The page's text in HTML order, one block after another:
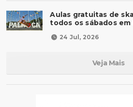
Aulas gratuitas de
todos os sábados em
24 Jul, 2026
Veja Mais